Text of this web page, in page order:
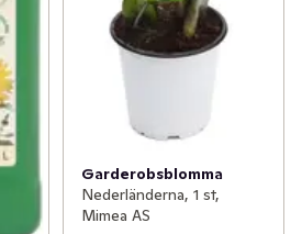
Garderobsblomma
Nederländerna, 1 st,
Mimea AS